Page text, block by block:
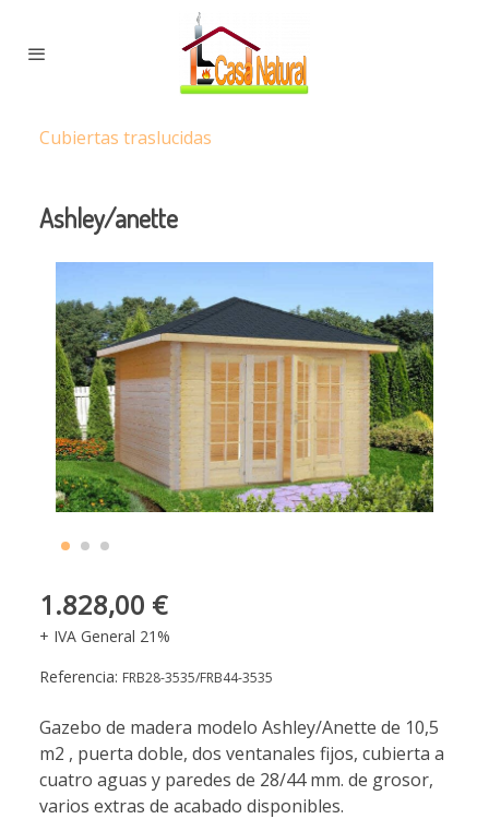
Cubiertas traslucidas
Ashley/anette
1.828,00 €
+ IVA General 21%
Referencia: FRB28-3535/FRB44-3535
Gazebo de madera modelo Ashley/Anette de 10,5
m2 , puerta doble, dos ventanales fijos, cubierta a
cuatro aguas y paredes de 28/44 mm. de grosor,
varios extras de acabado disponibles.